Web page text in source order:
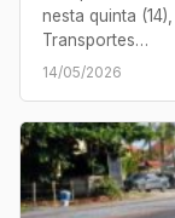
nesta quinta
Transportes…
14/05/2026